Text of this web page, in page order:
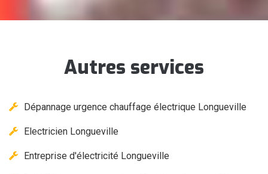
Autres services
Dépannage urgence chauffage électrique Longueville
Electricien Longueville
Entreprise d'électricité Longueville